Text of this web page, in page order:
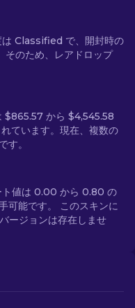
Classified で、開封時の
のため、レアドロップ
から $4,545.58
ています。現在、複数の
す。
値は 0.00 から 0.80 の
可能です。 このスキンに
ジョンは存在しませ